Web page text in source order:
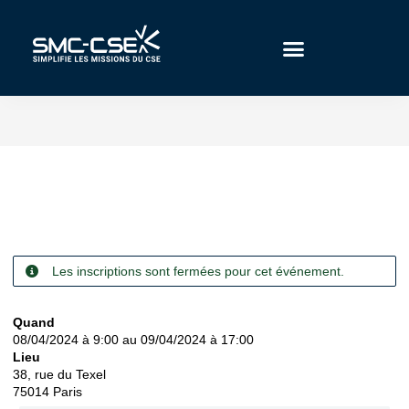
contenu
Les inscriptions sont fermées pour cet événement.
Quand
08/04/2024 à 9:00 au 09/04/2024 à 17:00
Lieu
38, rue du Texel
75014 Paris